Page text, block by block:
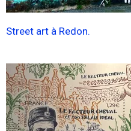
Street art à Redon.